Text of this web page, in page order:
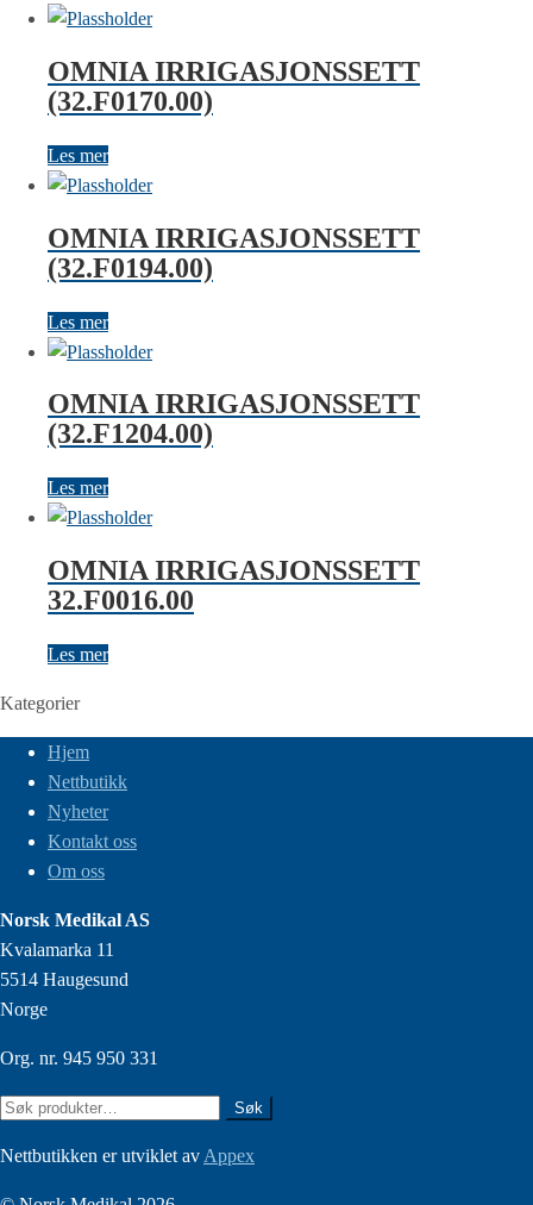
OMNIA IRRIGASJONSSETT
(32.F0170.00)
Les mer
OMNIA IRRIGASJONSSETT
(32.F0194.00)
Les mer
OMNIA IRRIGASJONSSETT
(32.F1204.00)
Les mer
OMNIA IRRIGASJONSSETT
32.F0016.00
Les mer
Kategorier
Hjem
Nettbutikk
Nyheter
Kontakt oss
Om oss
Norsk Medikal AS
Kvalamarka 11
5514 Haugesund
Norge
Org. nr. 945 950 331
Søk
Søk
Nettbutikken er utviklet av Appex